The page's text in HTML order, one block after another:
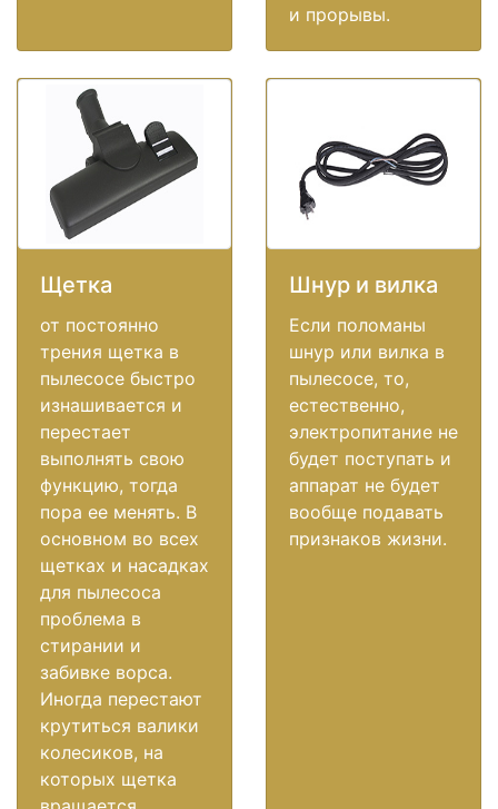
и прорывы.
Щетка
от постоянно
трения щетка в
пылесосе быстро
изнашивается и
перестает
выполнять свою
функцию, тогда
пора ее менять. В
основном во всех
щетках и насадках
для пылесоса
проблема в
стирании и
забивке ворса.
Иногда перестают
крутиться валики
колесиков, на
которых щетка
Шнур и вилка
Если поломаны
шнур или вилка в
пылесосе, то,
естественно,
электропитание не
будет поступать и
аппарат не будет
вообще подавать
признаков жизни.